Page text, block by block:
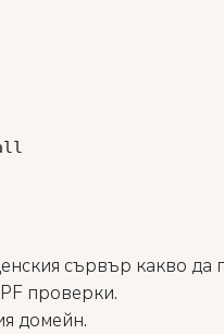
сървър какво да
проверки.
домейн.